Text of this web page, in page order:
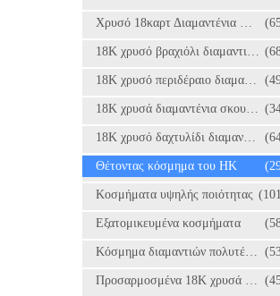
Χρυσό 18καρτ Διαμαντένια Κοσμήματα
18K χρυσό βραχιόλι διαμαντιών
18K χρυσό περιδέραιο διαμαντιών
18K χρυσά διαμαντένια σκουλαρίκια
18K χρυσό δαχτυλίδι διαμαντιών
Θέτοντας κόσμημα του HK
Κοσμήματα υψηλής ποιότητας
Εξατομικευμένα κοσμήματα
Κόσμημα διαμαντιών πολυτέλειας
Προσαρμοσμένα 18K χρυσά κοσμήματα